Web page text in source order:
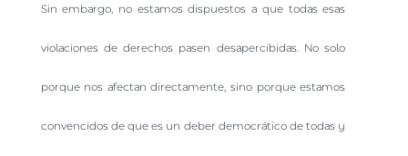
Sin embargo, no estamos dispuestos a que todas esas
violaciones de derechos pasen desapercibidas. No solo
porque nos afectan directamente, sino porque estamos
convencidos de que es un deber democrático de todas y